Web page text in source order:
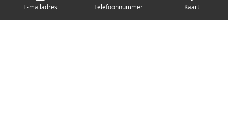
E-mailadres Telefoonnummer Kaart